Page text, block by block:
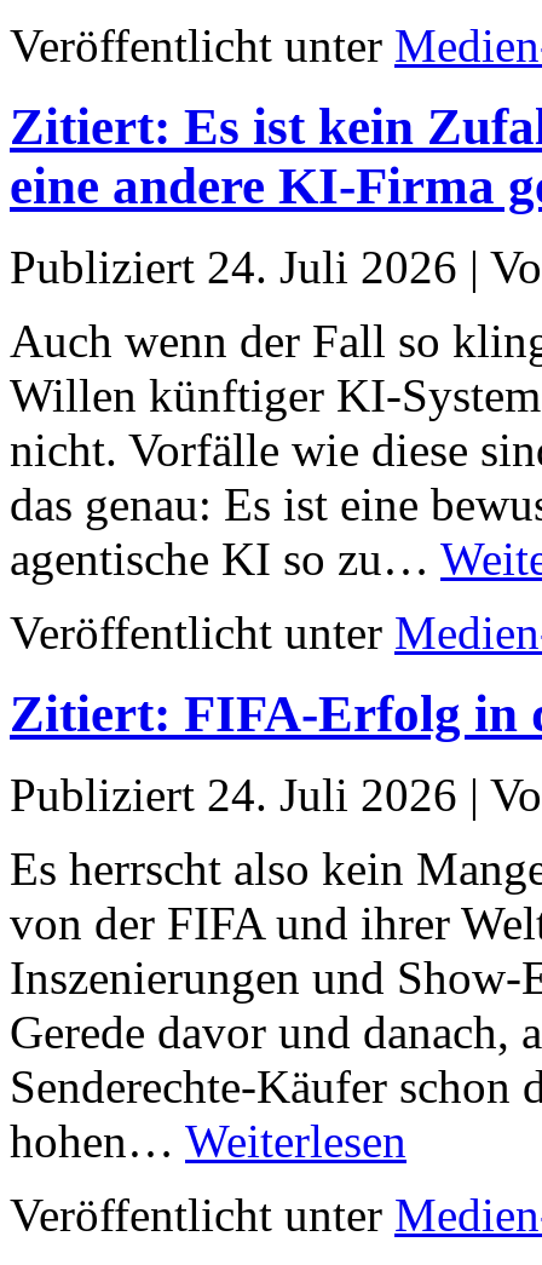
Veröffentlicht unter
Zitiert: Es ist kein
eine andere KI-Firma
Publiziert 24. Juli 2026 |
Auch wenn der Fall so
Willen künftiger KI-
nicht. Vorfälle wie diese
das genau: Es ist eine
agentische KI so zu…
Veröffentlicht unter
Zitiert: FIFA-Erfolg in
Publiziert 24. Juli 2026 |
Es herrscht also kein
von der FIFA und ihrer
Inszenierungen und Show-
Gerede davor und danach,
Senderechte-Käufer schon
hohen… Weiterlesen
Veröffentlicht unter